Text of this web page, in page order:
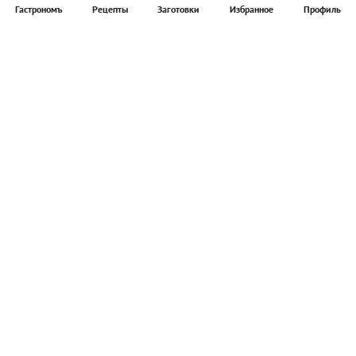
Гастрономъ Рецепты Заготовки Избранное Профиль